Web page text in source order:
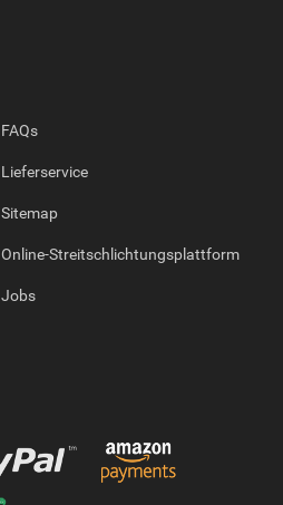
FAQs
Lieferservice
Sitemap
Online-Streitschlichtungsplattform
Jobs